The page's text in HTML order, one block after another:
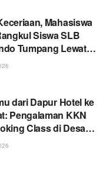
Mahasiswa
Siswa SLB
Tumpang Lewat
dari Dapur Hotel ke
Pengalaman KKN
Class di Desa